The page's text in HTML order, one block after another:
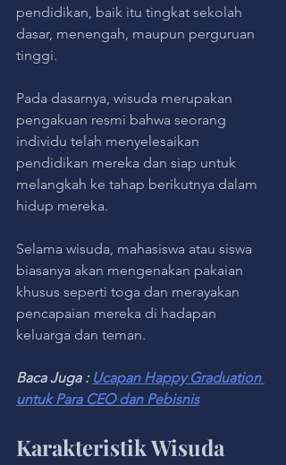
pendidikan, baik itu tingkat sekolah
dasar, menengah, maupun perguruan
tinggi.
Pada dasarnya, wisuda merupakan
pengakuan resmi bahwa seorang
individu telah menyelesaikan
pendidikan mereka dan siap untuk
melangkah ke tahap berikutnya dalam
hidup mereka.
Selama wisuda, mahasiswa atau siswa
biasanya akan mengenakan pakaian
khusus seperti toga dan merayakan
pencapaian mereka di hadapan
keluarga dan teman.
Baca Juga : Ucapan Happy Graduation
untuk Para CEO dan Pebisnis
Karakteristik Wisuda